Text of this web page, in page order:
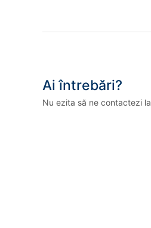
Ai întrebări?
Nu ezita să ne contactezi la